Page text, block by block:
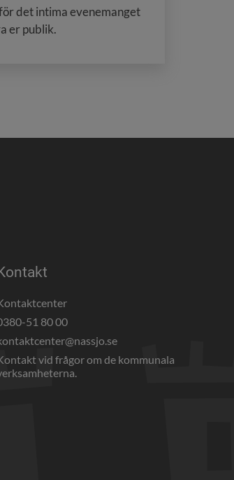
det intima evenemanget
er publik.
i nytt fönster.
i nytt fönster.
51 80 00
vid frågor om de kommunala